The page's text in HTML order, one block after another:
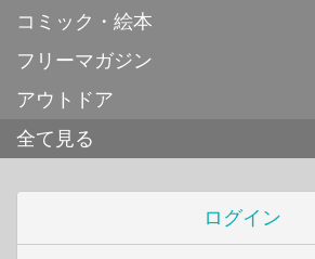
コミック・絵本
フリーマガジン
アウトドア
全て見る
ログイン